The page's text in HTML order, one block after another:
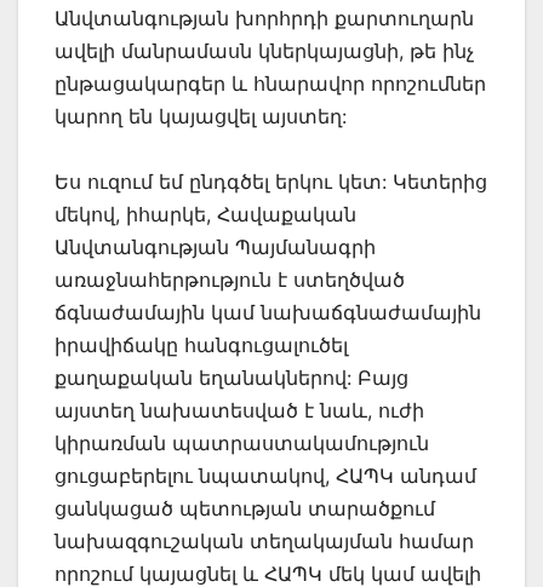
Անվտանգության խորհրդի քարտուղարն
ավելի մանրամասն կներկայացնի, թե ինչ
ընթացակարգեր և հնարավոր որոշումներ
կարող են կայացվել այստեղ:
Ես ուզում եմ ընդգծել երկու կետ: Կետերից
մեկով, իհարկե, Հավաքական
Անվտանգության Պայմանագրի
առաջնահերթություն է ստեղծված
ճգնաժամային կամ նախաճգնաժամային
իրավիճակը հանգուցալուծել
քաղաքական եղանակներով: Բայց
այստեղ նախատեսված է նաև, ուժի
կիրառման պատրաստակամություն
ցուցաբերելու նպատակով, ՀԱՊԿ անդամ
ցանկացած պետության տարածքում
նախազգուշական տեղակայման համար
որոշում կայացնել և ՀԱՊԿ մեկ կամ ավելի